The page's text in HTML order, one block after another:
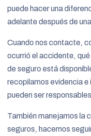
puede hacer una
adelante después de
Cuando nos contacte,
ocurrió el accidente,
de seguro está
recopilamos evidencia
pueden ser
También manejamos la
seguros, hacemos